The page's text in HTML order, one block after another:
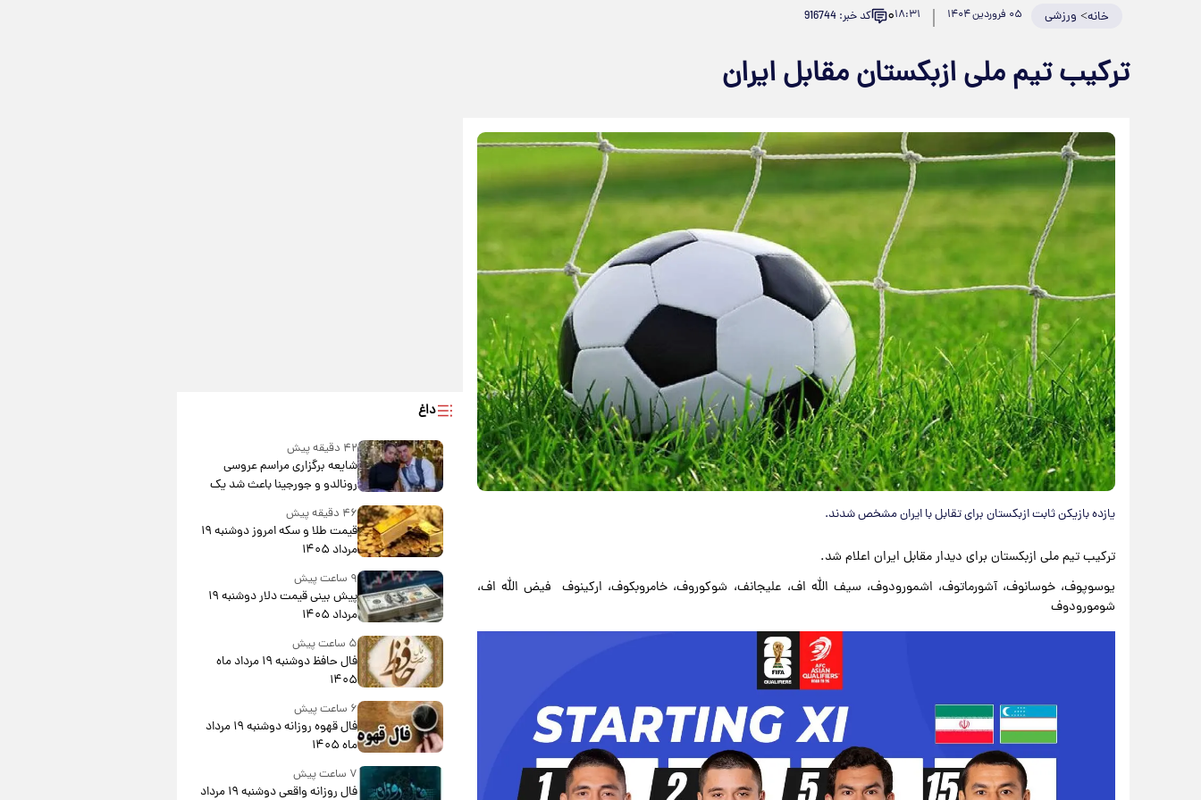
خانه> ورزشی ۰۵ فروردین ۱۴۰۴ ۱۸:۳۱۰ کد خبر: 916744
ترکیب تیم ملی ازبکستان مقابل ایران
یازده بازیکن ثابت ازبکستان برای تقابل با ایران مشخص شدند.
ترکیب تیم ملی ازبکستان برای دیدار مقابل ایران اعلام شد.
یوسوپوف، خوسانوف، آشورماتوف، اشمورودوف، سیف الله اف، علیجانف، شوکوروف، خامروبکوف، ارکینوف فیض الله اف،
شومورودوف
داغ
۴۲ دقیقه پیش
شایعه برگزاری مراسم عروسی
رونالدو و جورجینا باعث شد یک
اتفاق جالب رخ دهد.
۴۶ دقیقه پیش
قیمت طلا و سکه امروز دوشنبه ۱۹
مرداد ۱۴۰۵
۹ ساعت پیش
پیش‌ بینی قیمت دلار دوشنبه ۱۹
مرداد ۱۴۰۵
۵ ساعت پیش
فال حافظ دوشنبه ۱۹ مرداد ماه
۱۴۰۵
۶ ساعت پیش
فال قهوه روزانه دوشنبه ۱۹ مرداد
ماه ۱۴۰۵
۷ ساعت پیش
فال روزانه واقعی دوشنبه ۱۹ مرداد